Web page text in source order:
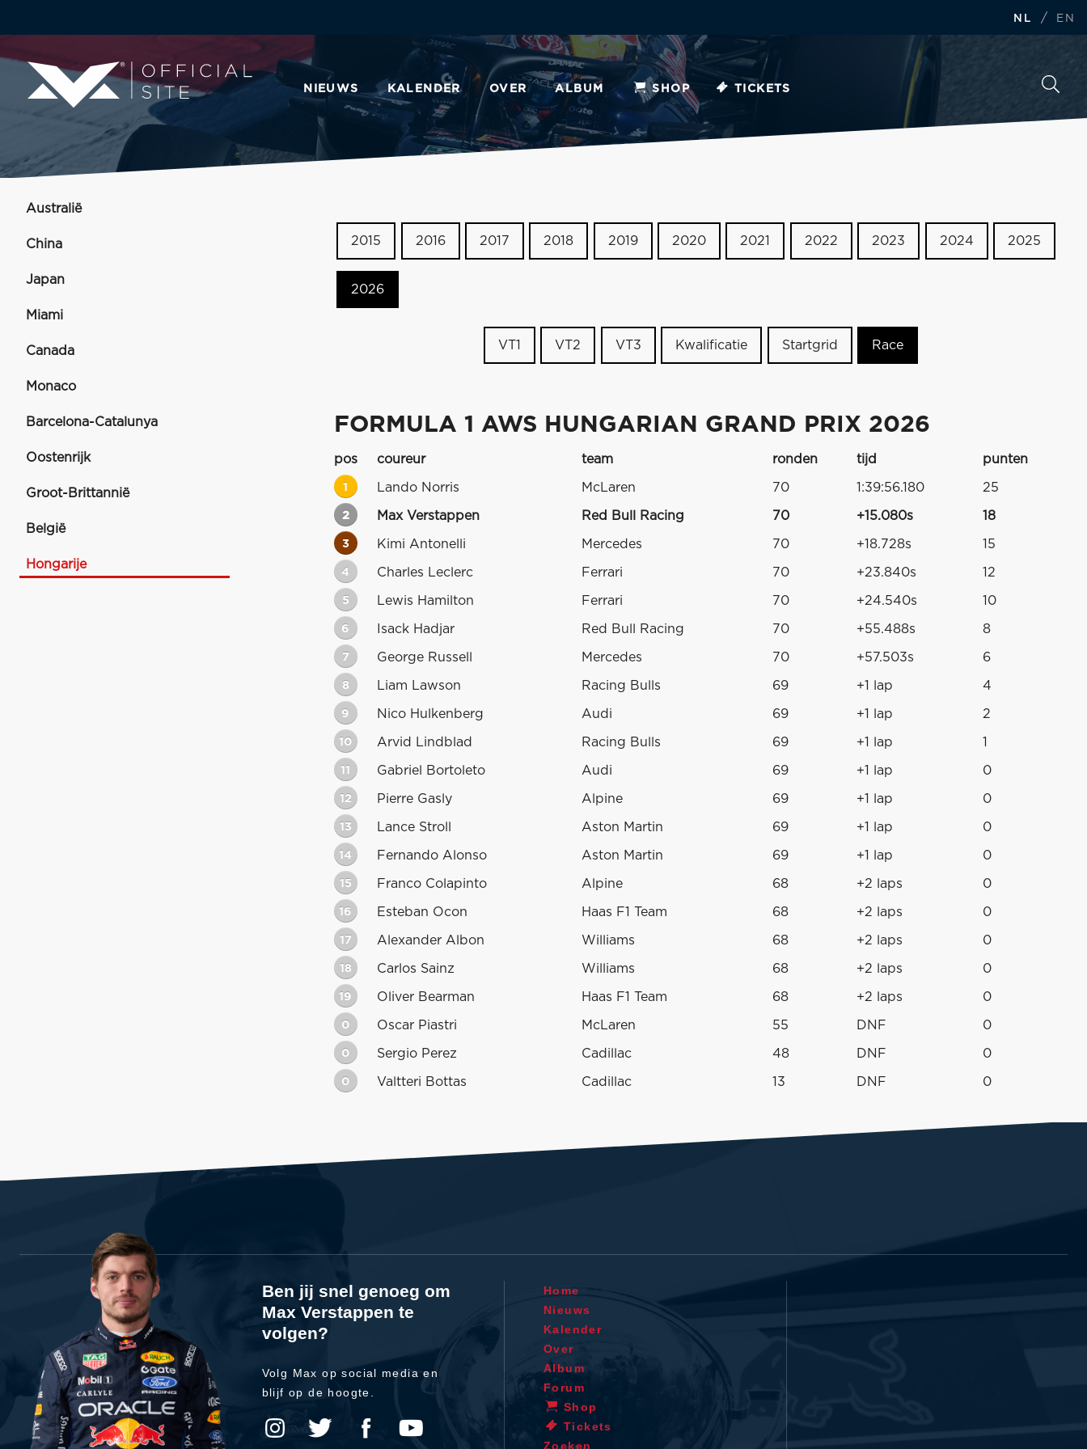
NL / EN
NIEUWS KALENDER OVER ALBUM SHOP TICKETS
Australië
China
Japan
Miami
Canada
Monaco
Barcelona-Catalunya
Oostenrijk
Groot-Brittannië
België
Hongarije
2015 2016 2017 2018 2019 2020 2021 2022 2023 2024 2025
2026
VT1 VT2 VT3 Kwalificatie Startgrid Race
FORMULA 1 AWS HUNGARIAN GRAND PRIX 2026
pos coureur team ronden tijd punten
1 Lando Norris McLaren 70 1:39:56.180 25
2 Max Verstappen Red Bull Racing 70 +15.080s 18
3 Kimi Antonelli Mercedes 70 +18.728s 15
4 Charles Leclerc Ferrari 70 +23.840s 12
5 Lewis Hamilton Ferrari 70 +24.540s 10
6 Isack Hadjar Red Bull Racing 70 +55.488s 8
7 George Russell Mercedes 70 +57.503s 6
8 Liam Lawson Racing Bulls 69 +1 lap 4
9 Nico Hulkenberg Audi 69 +1 lap 2
10 Arvid Lindblad Racing Bulls 69 +1 lap 1
11 Gabriel Bortoleto Audi 69 +1 lap 0
12 Pierre Gasly Alpine 69 +1 lap 0
13 Lance Stroll Aston Martin 69 +1 lap 0
14 Fernando Alonso Aston Martin 69 +1 lap 0
15 Franco Colapinto Alpine 68 +2 laps 0
16 Esteban Ocon Haas F1 Team 68 +2 laps 0
17 Alexander Albon Williams 68 +2 laps 0
18 Carlos Sainz Williams 68 +2 laps 0
19 Oliver Bearman Haas F1 Team 68 +2 laps 0
0 Oscar Piastri McLaren 55 DNF 0
0 Sergio Perez Cadillac 48 DNF 0
0 Valtteri Bottas Cadillac 13 DNF 0
Ben jij snel genoeg om
Max Verstappen te
volgen?
Volg Max op social media en
blijf op de hoogte.
Home
Nieuws
Kalender
Over
Album
Forum
Shop
Tickets
Zoeken